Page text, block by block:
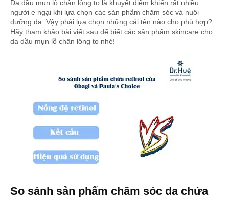
Da dầu mụn lỗ chân lông to là khuyết điểm khiến rất nhiều
người e ngại khi lựa chọn các sản phẩm chăm sóc và nuôi
dưỡng da. Vậy phải lựa chọn những cái tên nào cho phù hợp?
Hãy tham khảo bài viết sau để biết các sản phẩm skincare cho
da dầu mụn lỗ chân lông to nhé!
So sánh sản phẩm chăm sóc da chứa